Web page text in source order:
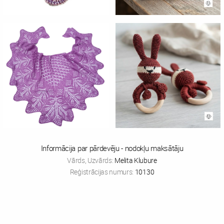
Informācija par pārdevēju - nodokļu maksātāju
Vārds, Uzvārds: Melita Klubure
Reģistrācijas numurs: 10130